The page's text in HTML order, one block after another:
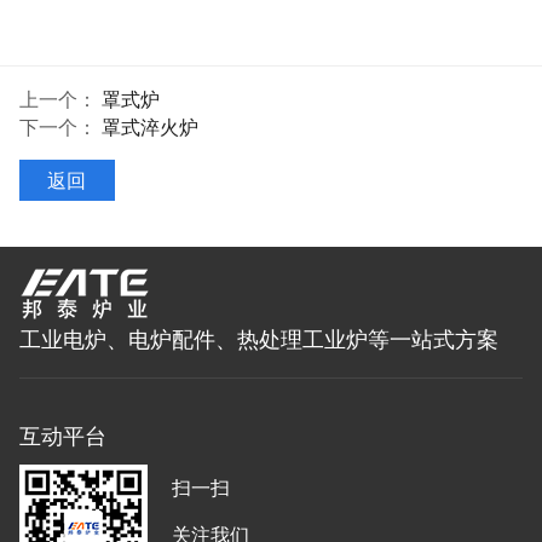
上一个： 罩式炉
下一个： 罩式淬火炉
返回
工业电炉、电炉配件、热处理工业炉等一站式方案
互动平台
扫一扫
关注我们